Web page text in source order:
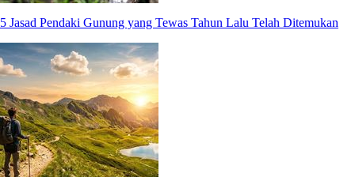
5 Jasad Pendaki Gunung yang Tewas Tahun Lalu Telah Ditemukan